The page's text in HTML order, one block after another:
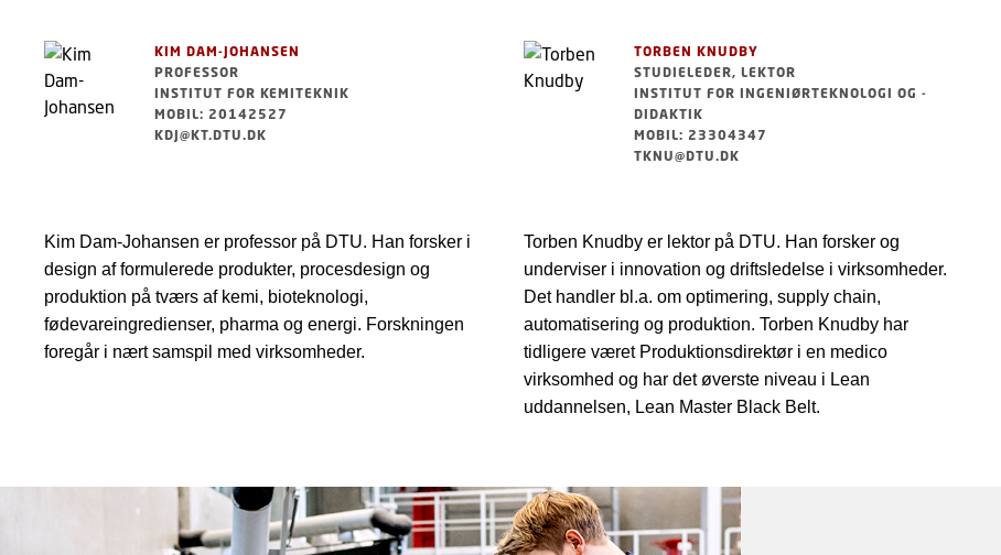
KIM DAM-JOHANSEN
PROFESSOR
INSTITUT FOR KEMITEKNIK
MOBIL: 20142527
KDJ@KT.DTU.DK
Kim Dam-Johansen er professor på DTU. Han forsker i
design af formulerede produkter, procesdesign og
produktion på tværs af kemi, bioteknologi,
fødevareingredienser, pharma og energi. Forskningen
foregår i nært samspil med virksomheder.
TORBEN KNUDBY
STUDIELEDER, LEKTOR
INSTITUT FOR INGENIØRTEKNOLOGI OG -
DIDAKTIK
MOBIL: 23304347
TKNU@DTU.DK
Torben Knudby er lektor på DTU. Han forsker og
underviser i innovation og driftsledelse i virksomheder.
Det handler bl.a. om optimering, supply chain,
automatisering og produktion. Torben Knudby har
tidligere været Produktionsdirektør i en medico
virksomhed og har det øverste niveau i Lean
uddannelsen, Lean Master Black Belt.